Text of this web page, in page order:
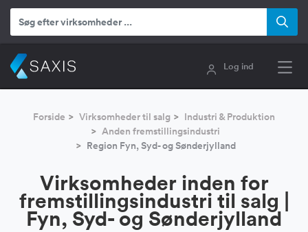
Log ind
Forside Virksomheder til salg
Industri & Produktion
Anden fremstillingsindustri
Region Fyn, Syd- og Sønderjylland
Virksomheder inden for
fremstillingsindustri til salg |
Fyn, Syd- og Sønderjylland